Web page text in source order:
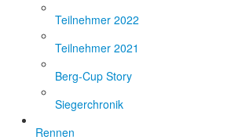
Teilnehmer 2022
Teilnehmer 2021
Berg-Cup Story
Siegerchronik
Rennen